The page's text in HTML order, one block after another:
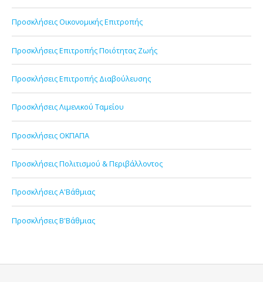
Προσκλήσεις Οικονομικής Επιτροπής
Προσκλήσεις Επιτροπής Ποιότητας Ζωής
Προσκλήσεις Επιτροπής Διαβούλευσης
Προσκλήσεις Λιμενικού Ταμείου
Προσκλήσεις ΟΚΠΑΠΑ
Προσκλήσεις Πολιτισμού & Περιβάλλοντος
Προσκλήσεις Α'Βάθμιας
Προσκλήσεις Β'Βάθμιας